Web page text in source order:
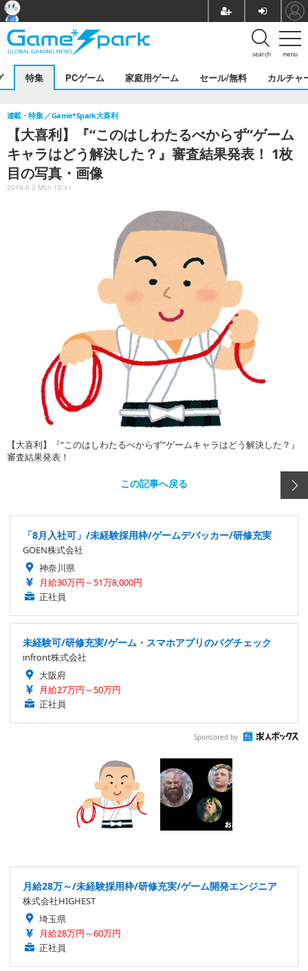
menu
search
特集 PCゲーム 家庭用ゲーム セール/無料 カルチャ
【大喜利】『“このはしわたるべからず”ゲーム
キャラはどう解決した？』審査結果発表！ 1枚
目の写真・画像
連載・特集 Game*Spark大喜利
2019.6.3 Mon 15:41
【大喜利】『“このはしわたるべからず”ゲームキャラはどう解決した？』
審査結果発表！
この記事へ戻る
「8月入社可」/未経験採用枠/ゲームデバッカー/研修充実
GOEN株式会社
神奈川県
月給30万円～51万8,000円
正社員
未経験可/研修充実/ゲーム・スマホアプリのバグチェック
infront株式会社
大阪府
月給27万円～50万円
正社員
Sponsored by
月給28万～/未経験採用枠/研修充実/ゲーム開発エンジニア
株式会社HIGHEST
埼玉県
月給28万円～60万円
正社員